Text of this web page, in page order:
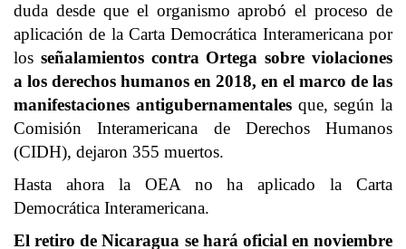
duda desde que el organismo aprobó el proceso de
aplicación de la Carta Democrática Interamericana por
los señalamientos contra Ortega sobre violaciones
a los derechos humanos en 2018, en el marco de las
manifestaciones antigubernamentalesque, según la
Comisión Interamericana de Derechos Humanos
(CIDH), dejaron 355 muertos.
Hasta ahora la OEA no ha aplicado la Carta
Democrática Interamericana.
El retiro de Nicaragua se hará oficial en noviembre